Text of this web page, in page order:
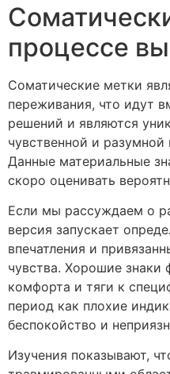
процессе
Соматические метки
переживания, что идут
решений и являются
чувственной и
Данные материальные
скоро оценивать
Если мы рассуждаем о
версия запускает
впечатления и
чувства. Хорошие знаки
комфорта и тяги к
период как плохие
беспокойство и
Изучения показывают,